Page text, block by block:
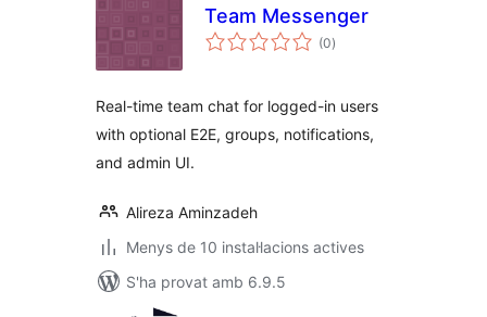
Team Messenger
(0puntuacions
totals
)
Real-time team chat for logged-in users
with optional E2E, groups, notifications,
and admin UI.
Alireza Aminzadeh
Menys de 10 instal·lacions actives
S'ha provat amb 6.9.5